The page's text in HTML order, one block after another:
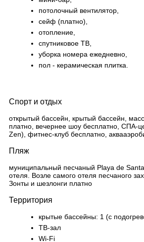
потолочный вентилятор,
сейф (платно),
отопление,
спутниковое ТВ,
уборка номера ежедневно,
пол - керамическая плитка.
Спорт и отдых
открытый бассейн, крытый бассейн,
платно, вечернее шоу бесплатно, СПА-
Zen), фитнес-клуб бесплатно,
Пляж
муниципальный песчаный Playa de
отеля. Возле самого отеля песчаного
Зонты и шезлонги платно
Территория
крытые бассейны: 1 (с
ТВ-зал
Wi-Fi